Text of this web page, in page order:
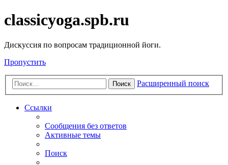
classicyoga.spb.ru
Дискуссия по вопросам традиционной йоги.
Пропустить
Поиск Расширенный поиск
Ссылки
Сообщения без ответов
Активные темы
Поиск